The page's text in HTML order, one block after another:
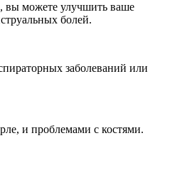
вы можете улучшить ваше
болей.
заболеваний или
и проблемами с костями.